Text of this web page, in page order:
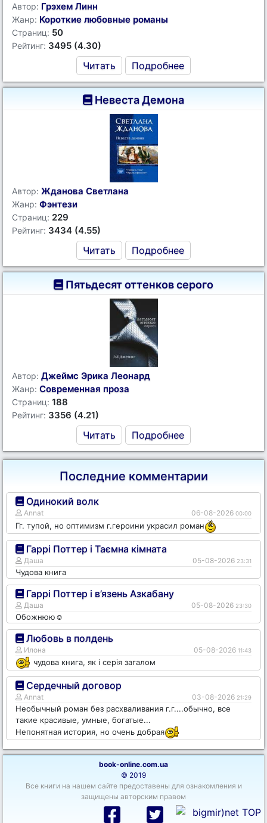
Автор: Грэхем Линн
Жанр: Короткие любовные романы
Страниц: 50
Рейтинг: 3495 (4.30)
Читать Подробнее
Невеста Демона
Автор: Жданова Светлана
Жанр: Фэнтези
Страниц: 229
Рейтинг: 3434 (4.55)
Читать Подробнее
Пятьдесят оттенков серого
Автор: Джеймс Эрика Леонард
Жанр: Современная проза
Страниц: 188
Рейтинг: 3356 (4.21)
Читать Подробнее
Последние комментарии
Одинокий волк
Annat 06-08-2026 00:00
Гг. тупой, но оптимизм г.героини украсил роман
Гаррі Поттер і Таємна кімната
Даша 05-08-2026 23:31
Чудова книга
Гаррі Поттер і в’язень Азкабану
Даша 05-08-2026 23:30
Обожнюю☺️
Любовь в полдень
Илона 05-08-2026 11:43
чудова книга, як і серія загалом
Сердечный договор
Annat 03-08-2026 21:29
Необычный роман без расхваливания г.г....обычно, все
такие красивые, умные, богатые...
Непонятная история, но очень добрая
book-online.com.ua
© 2019
Все книги на нашем сайте предоставены для ознакомления и
защищены авторским правом